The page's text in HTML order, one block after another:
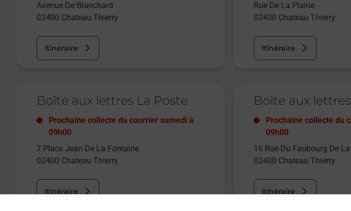
Avenue De Blanchard
02400 Chateau Thierry
Itinéraire
Rue De La Plaine
02400 Chateau Thierry
Itinéraire
Boîte aux lettres La Poste
Prochaine collecte du courrier samedi à
09h00
7 Place Jean De La Fontaine
02400 Chateau Thierry
Itinéraire
Boîte aux
Prochaine collecte du
09h00
16 Rue Du Faubourg De
02400 Chateau Thierry
Itinéraire